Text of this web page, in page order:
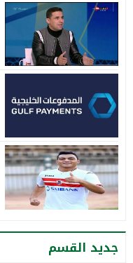
جديد القسم